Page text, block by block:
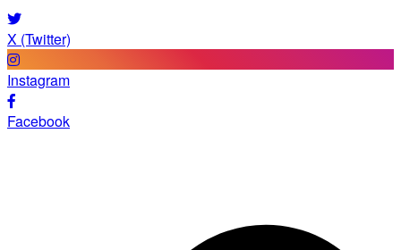
X (Twitter)
Instagram
Facebook